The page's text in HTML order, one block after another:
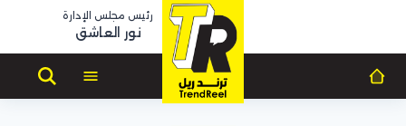
رئيس مجلس الإدارة
نور العاشق